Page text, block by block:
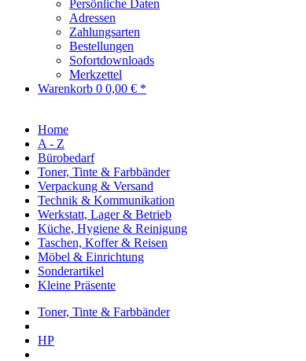
Persönliche Daten
Adressen
Zahlungsarten
Bestellungen
Sofortdownloads
Merkzettel
Warenkorb 0 0,00 € *
Home
A - Z
Bürobedarf
Toner, Tinte & Farbbänder
Verpackung & Versand
Technik & Kommunikation
Werkstatt, Lager & Betrieb
Küche, Hygiene & Reinigung
Taschen, Koffer & Reisen
Möbel & Einrichtung
Sonderartikel
Kleine Präsente
Toner, Tinte & Farbbänder
HP